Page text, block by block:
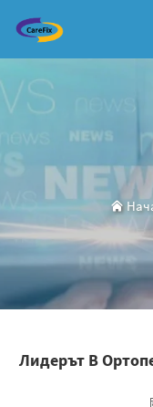
Лидерът В